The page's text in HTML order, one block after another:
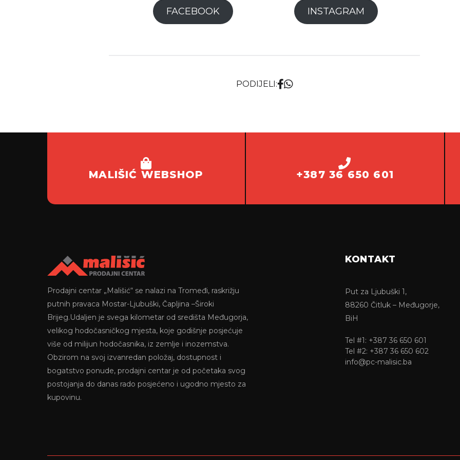
FACEBOOK INSTAGRAM
PODIJELI:
MALIŠIĆ WEBSHOP +387 36 650 601
Prodajni centar „Mališić“ se nalazi na Tromeđi, raskrižju
putnih pravaca Mostar-Ljubuški, Čapljina –Široki
Brijeg.Udaljen je svega kilometar od središta Međugorja,
velikog hodočasničkog mjesta, koje godišnje posjećuje
više od milijun hodočasnika, iz zemlje i inozemstva.
Obzirom na svoj izvanredan položaj, dostupnost i
bogatstvo ponude, prodajni centar je od početaka svog
postojanja do danas rado posjećeno i ugodno mjesto za
kupovinu.
KONTAKT
Put za Ljubuški 1,
88260 Čitluk – Međugorje,
BiH
Tel #1: +387 36 650 601
Tel #2: +387 36 650 602
info@pc-malisic.ba